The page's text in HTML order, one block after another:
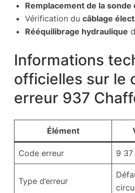
Remplacement de la sonde
Vérification du câblage
Rééquilibrage hydraulique
Informations
officielles sur le
erreur 937
Élément
Code erreur 9 37
Type d’erreur